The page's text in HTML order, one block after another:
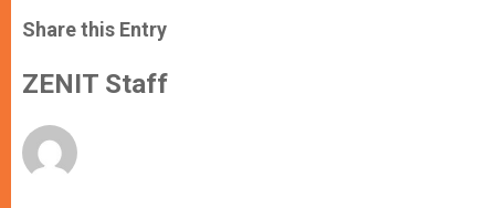
t
s
p
p
s
e
g
e
e
b
o
k
Share this Entry
ZENIT Staff